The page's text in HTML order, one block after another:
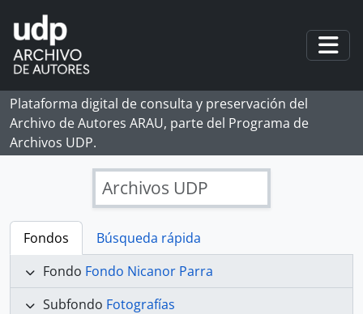
Skip to main content
Plataforma digital de consulta y preservación del
Archivo de Autores ARAU, parte del Programa de
Archivos UDP.
Archivos UDP
Fondos
Búsqueda rápida
Fondo Fondo Nicanor Parra
Subfondo Fotografías